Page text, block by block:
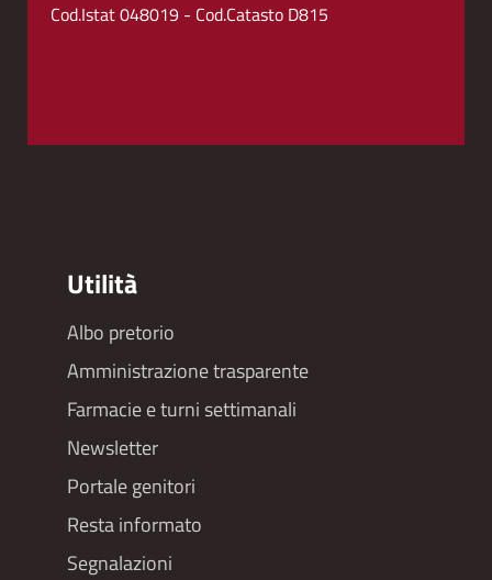
Cod.Istat 048019 - Cod.Catasto D815
Utilità
Footer
menu
Albo pretorio
Amministrazione trasparente
Farmacie e turni settimanali
Newsletter
Portale genitori
Resta informato
Segnalazioni